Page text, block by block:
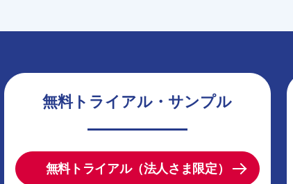
無料トライアル・サンプル
無料トライアル（法人さま限定）